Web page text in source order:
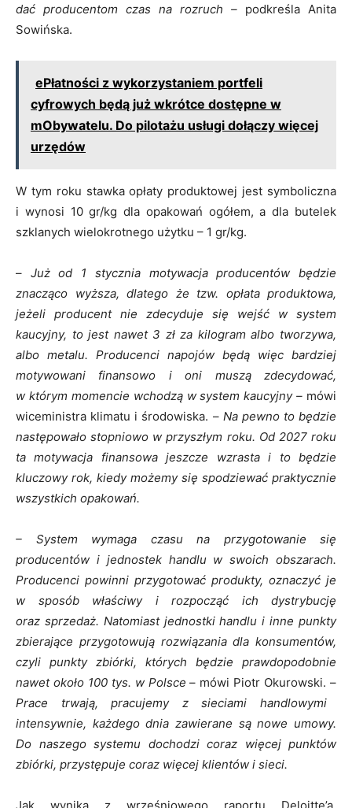
dać producentom czas na rozruch – podkreśla Anita
Sowińska.
ePłatności z wykorzystaniem portfeli
cyfrowych będą już wkrótce dostępne w
mObywatelu. Do pilotażu usługi dołączy więcej
urzędów
W tym roku stawka opłaty produktowej jest symboliczna
i wynosi 10 gr/kg dla opakowań ogółem, a dla butelek
szklanych wielokrotnego użytku – 1 gr/kg.
– Już od 1 stycznia motywacja producentów będzie
znacząco wyższa, dlatego że tzw. opłata produktowa,
jeżeli producent nie zdecyduje się wejść w system
kaucyjny, to jest nawet 3 zł za kilogram albo tworzywa,
albo metalu. Producenci napojów będą więc bardziej
motywowani finansowo i oni muszą zdecydować,
w którym momencie wchodzą w system kaucyjny – mówi
wiceministra klimatu i środowiska. – Na pewno to będzie
następowało stopniowo w przyszłym roku. Od 2027 roku
ta motywacja finansowa jeszcze wzrasta i to będzie
kluczowy rok, kiedy możemy się spodziewać praktycznie
wszystkich opakowań.
– System wymaga czasu na przygotowanie się
producentów i jednostek handlu w swoich obszarach.
Producenci powinni przygotować produkty, oznaczyć je
w sposób właściwy i rozpocząć ich dystrybucję
oraz sprzedaż. Natomiast jednostki handlu i inne punkty
zbierające przygotowują rozwiązania dla konsumentów,
czyli punkty zbiórki, których będzie prawdopodobnie
nawet około 100 tys. w Polsce – mówi Piotr Okurowski. –
Prace trwają, pracujemy z sieciami handlowymi
intensywnie, każdego dnia zawierane są nowe umowy.
Do naszego systemu dochodzi coraz więcej punktów
zbiórki, przystępuje coraz więcej klientów i sieci.
Jak wynika z wrześniowego raportu Deloitte’a,